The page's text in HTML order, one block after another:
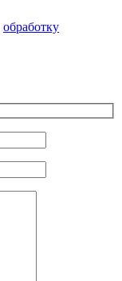
обработку